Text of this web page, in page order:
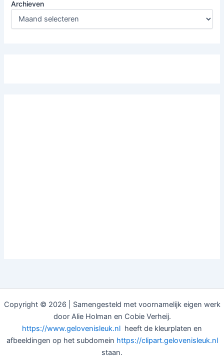
Archieven
Copyright © 2026 | Samengesteld met voornamelijk eigen werk
door Alie Holman en Cobie Verheij.
https://www.gelovenisleuk.nl heeft de kleurplaten en
afbeeldingen op het subdomein https://clipart.gelovenisleuk.nl
staan.